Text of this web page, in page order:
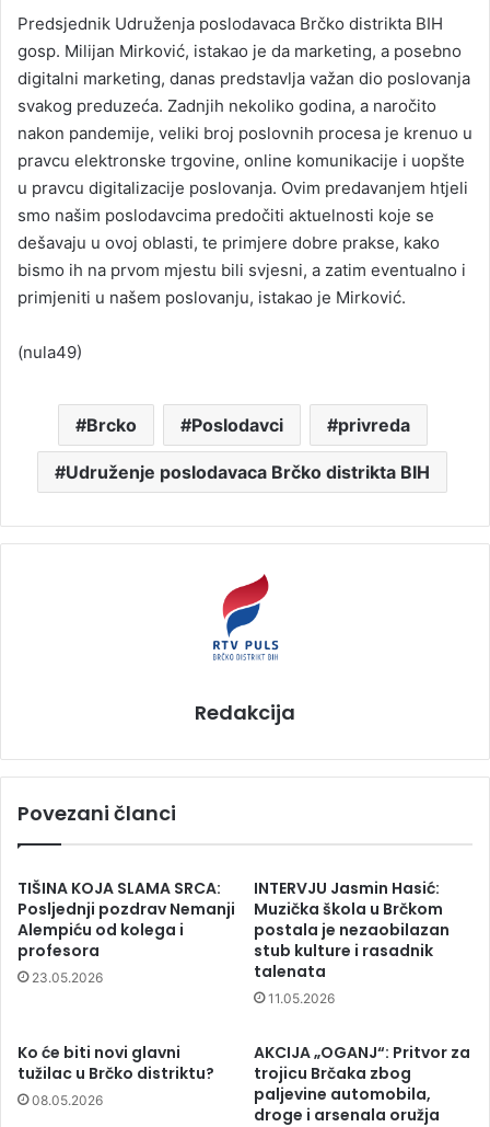
Predsjednik Udruženja poslodavaca Brčko distrikta BIH
gosp. Milijan Mirković, istakao je da marketing, a posebno
digitalni marketing, danas predstavlja važan dio poslovanja
svakog preduzeća. Zadnjih nekoliko godina, a naročito
nakon pandemije, veliki broj poslovnih procesa je krenuo u
pravcu elektronske trgovine, online komunikacije i uopšte
u pravcu digitalizacije poslovanja. Ovim predavanjem htjeli
smo našim poslodavcima predočiti aktuelnosti koje se
dešavaju u ovoj oblasti, te primjere dobre prakse, kako
bismo ih na prvom mjestu bili svjesni, a zatim eventualno i
primjeniti u našem poslovanju, istakao je Mirković.
(nula49)
Brcko Poslodavci privreda
Udruženje poslodavaca Brčko distrikta BIH
Redakcija
Povezani članci
TIŠINA KOJA SLAMA SRCA:
Posljednji pozdrav Nemanji
Alempiću od kolega i
profesora
23.05.2026
INTERVJU Jasmin Hasić:
Muzička škola u Brčkom
postala je nezaobilazan
stub kulture i rasadnik
talenata
11.05.2026
Ko će biti novi glavni
tužilac u Brčko distriktu?
08.05.2026
AKCIJA „OGANJ“: Pritvor za
trojicu Brčaka zbog
paljevine automobila,
droge i arsenala oružja